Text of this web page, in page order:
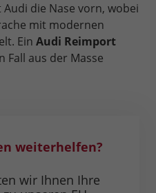
die Nase vorn, wobei
mit modernen
Ein Audi Reimport
Fall aus der Masse
weiterhelfen?
wir Ihnen Ihre